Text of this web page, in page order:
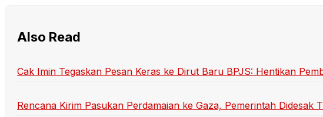
Also Read
Cak Imin Tegaskan Pesan Keras ke Dirut Baru BPJS: Hentikan
Rencana Kirim Pasukan Perdamaian ke Gaza, Pemerintah Didesak